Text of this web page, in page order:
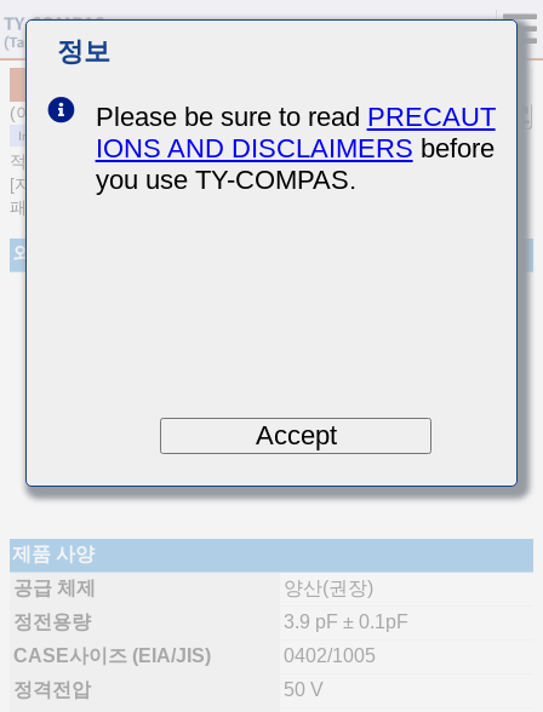
(이전품번 UMK105CG3R9BVHF)
적층 세라믹 커패시터
[자동차 바디／인포&고신뢰용(AEC-Q200 Qualified) 적층 세라믹 커
패시터 (온도보상용)]
외관
제품 사양
공급 체제
양산(권장)
정전용량
3.9 pF ± 0.1pF
CASE사이즈 (EIA/JIS)
0402/1005
정격전압
50 V
정보
Please be sure to read PRECAUT
IONS AND DISCLAIMERS before
you use TY-COMPAS.
Accept